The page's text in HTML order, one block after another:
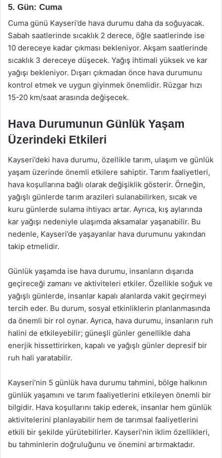
5. Gün: Cuma
Cuma günü Kayseri’de hava durumu daha da soğuyacak.
Sabah saatlerinde sıcaklık 2 derece, öğle saatlerinde ise
10 dereceye kadar çıkması bekleniyor. Akşam saatlerinde
sıcaklık 3 dereceye düşecek. Yağış ihtimali yüksek ve kar
yağışı bekleniyor. Dışarı çıkmadan önce hava durumunu
kontrol etmek ve uygun giyinmek önemlidir. Rüzgar hızı
15-20 km/saat arasında değişecek.
Hava Durumunun Günlük Yaşam
Üzerindeki Etkileri
Kayseri’deki hava durumu, özellikle tarım, ulaşım ve günlük
yaşam üzerinde önemli etkilere sahiptir. Tarım faaliyetleri,
hava koşullarına bağlı olarak değişiklik gösterir. Örneğin,
yağışlı günlerde tarım arazileri sulanabilirken, sıcak ve
kuru günlerde sulama ihtiyacı artar. Ayrıca, kış aylarında
kar yağışı nedeniyle ulaşımda aksamalar yaşanabilir. Bu
nedenle, Kayseri’de yaşayanlar hava durumunu yakından
takip etmelidir.
Günlük yaşamda ise hava durumu, insanların dışarıda
geçireceği zamanı ve aktiviteleri etkiler. Özellikle soğuk ve
yağışlı günlerde, insanlar kapalı alanlarda vakit geçirmeyi
tercih eder. Bu durum, sosyal etkinliklerin planlanmasında
da önemli bir rol oynar. Ayrıca, hava durumu, insanların ruh
halini de etkileyebilir; güneşli günler genellikle daha
enerjik hissettirirken, kapalı ve yağışlı günler depresif bir
ruh hali yaratabilir.
Kayseri’nin 5 günlük hava durumu tahmini, bölge halkının
günlük yaşamını ve tarım faaliyetlerini etkileyen önemli bir
bilgidir. Hava koşullarını takip ederek, insanlar hem günlük
aktivitelerini planlayabilir hem de tarımsal faaliyetlerini
etkili bir şekilde yürütebilirler. Kayseri’nin iklim özellikleri,
bu tahminlerin doğruluğunu ve önemini artırmaktadır.